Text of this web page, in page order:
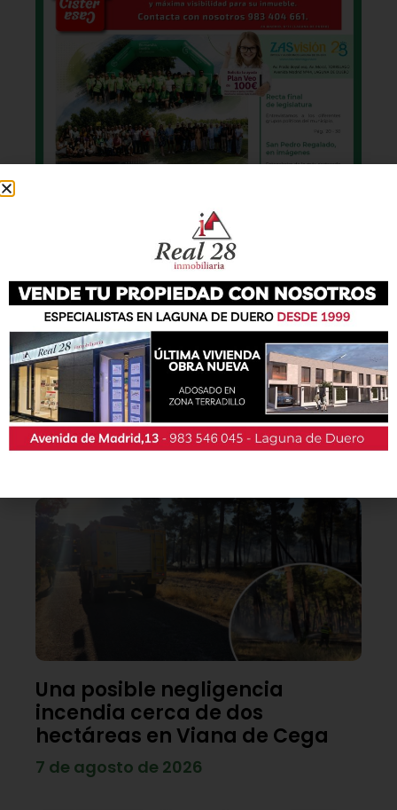
También podrás conseguir la revista en papel
de forma gratuita
en todos los negocios
patrocinadores y en la Casa de las Artes.
Lo último
Una posible negligencia
incendia cerca de dos
hectáreas en Viana de Cega
7 de agosto de 2026